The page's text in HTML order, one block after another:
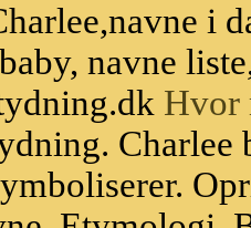
i
navne
Hvor